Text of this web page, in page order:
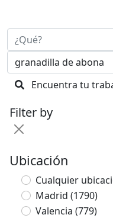
Encuentra tu
Filter by
Ubicación
Cualquier
Madrid (1790)
Valencia (779)